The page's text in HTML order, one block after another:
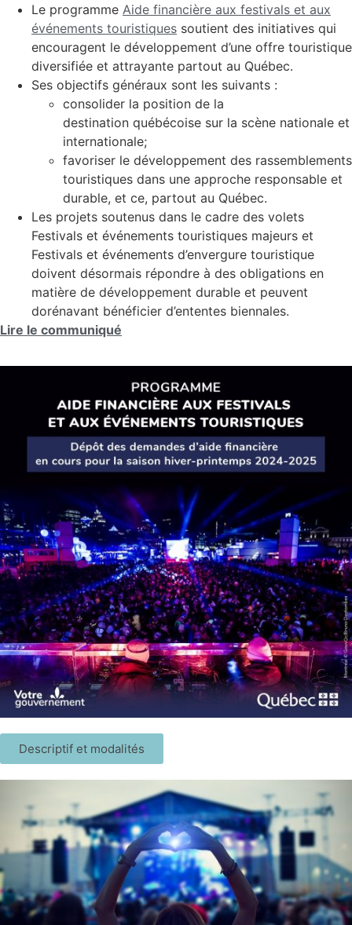
Le programme Aide financière aux festivals et aux
événements touristiques soutient des initiatives qui
encouragent le développement d’une offre touristique
diversifiée et attrayante partout au Québec.
Ses objectifs généraux sont les suivants :
consolider la position de la
destination québécoise sur la scène nationale et
internationale;
favoriser le développement des rassemblements
touristiques dans une approche responsable et
durable, et ce, partout au Québec.
Les projets soutenus dans le cadre des volets
Festivals et événements touristiques majeurs et
Festivals et événements d’envergure touristique
doivent désormais répondre à des obligations en
matière de développement durable et peuvent
dorénavant bénéficier d’ententes biennales.
Lire le communiqué
Descriptif et modalités